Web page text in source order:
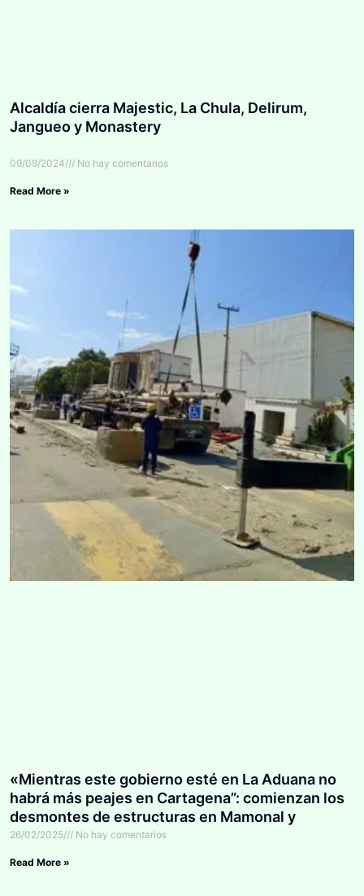
Alcaldía cierra Majestic, La Chula, Delirum,
Jangueo y Monastery
09/09/2024 No hay comentarios
Read More »
«Mientras este gobierno esté en La Aduana no
habrá más peajes en Cartagena”: comienzan los
desmontes de estructuras en Mamonal y
Corralito
26/02/2025 No hay comentarios
Read More »